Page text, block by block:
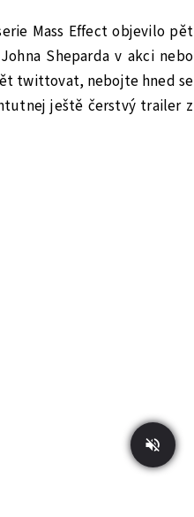
Mass Effect objevilo pět
Sheparda v akci nebo
twittovat, nebojte hned se
ještě čerstvý trailer z